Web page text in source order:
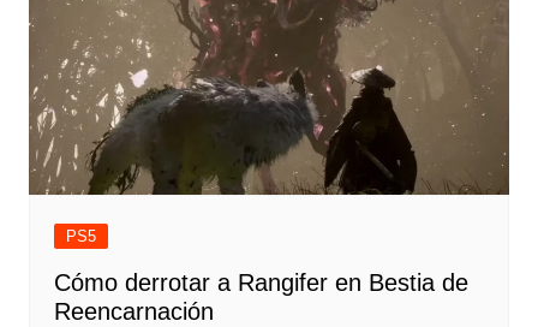
PS5
Cómo derrotar a Rangifer en Bestia de
Reencarnación